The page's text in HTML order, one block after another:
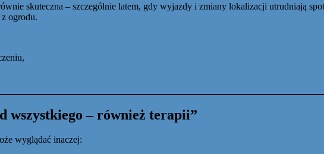
skuteczna – szczególnie latem, gdy wyjazdy i zmiany lokalizacji utrudniają
ogrodu.
wszystkiego – również terapii”
wyglądać inaczej: